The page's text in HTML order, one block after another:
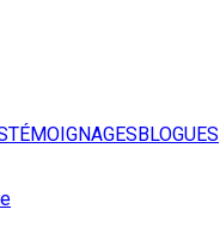
TÉMOIGNAGESBLOGUES